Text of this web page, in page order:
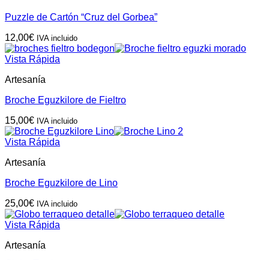
Puzzle de Cartón “Cruz del Gorbea”
12,00€ IVA incluido
Vista Rápida
Artesanía
Broche Eguzkilore de Fieltro
15,00€ IVA incluido
Vista Rápida
Artesanía
Broche Eguzkilore de Lino
25,00€ IVA incluido
Vista Rápida
Artesanía